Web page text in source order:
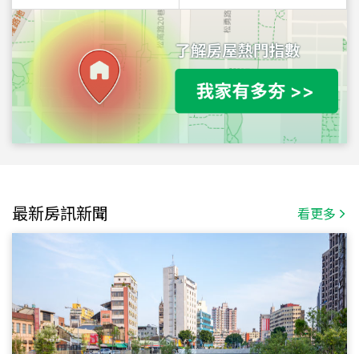
最新房訊新聞 看更多